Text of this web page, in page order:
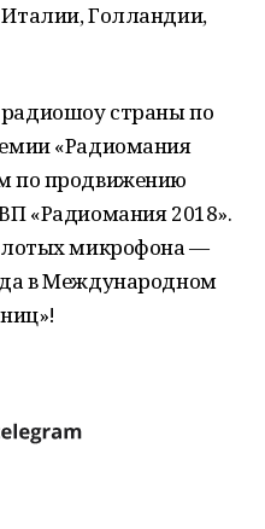
Голландии,
страны по
«Радиомания
по продвижению
«Радиомания 2018».
микрофона —
в Международном